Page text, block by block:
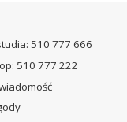
510 777 666
510 777 222